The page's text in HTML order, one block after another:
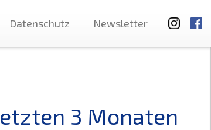
Datenschutz Newsletter
3 Monaten